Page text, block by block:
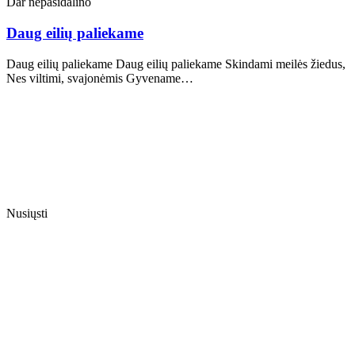
Daug eilių paliekame
Daug eilių paliekame Daug eilių paliekame Skindami meilės žiedus,
Nes viltimi, svajonėmis Gyvename…
Nusiųsti